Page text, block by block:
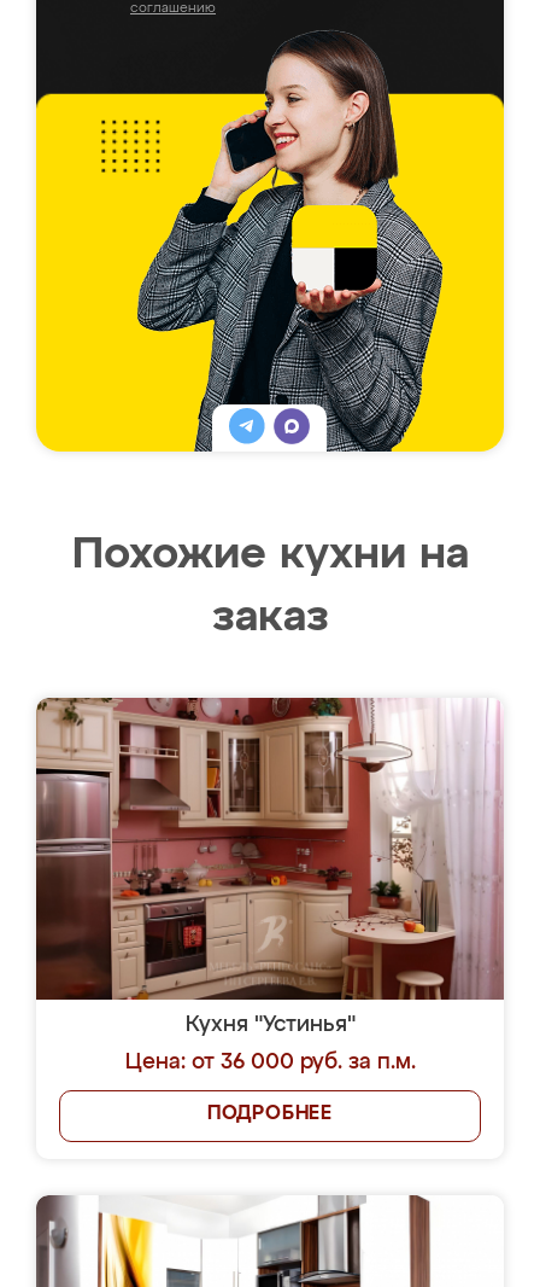
соглашению
Похожие кухни на
заказ
Кухня "Устинья"
Цена: от 36 000 руб. за п.м.
ПОДРОБНЕЕ